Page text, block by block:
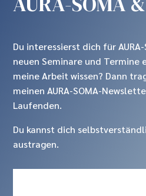
Du interessierst dich für
neuen Seminare und Termine
meine Arbeit wissen? Dann
meinen AURA-SOMA-
Laufenden.
Du kannst dich
austragen.